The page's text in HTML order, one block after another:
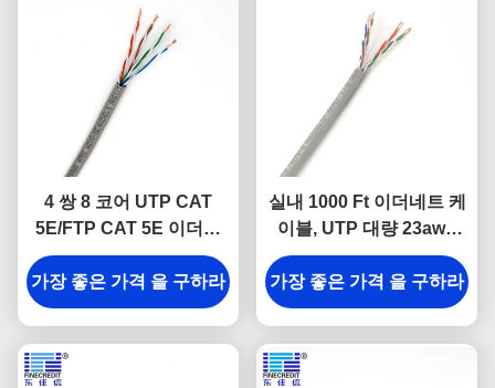
4 쌍 8 코어 UTP CAT
5E/FTP CAT 5E 이더넷
랜 케이블 HDPE 절연 네
트워크 케이블
가장 좋은 가격 을 구하라
실내 1000 Ft 이더네트 케
이블, UTP 대량 23awg
Cat6 케이블
가장 좋은 가격 을 구하라